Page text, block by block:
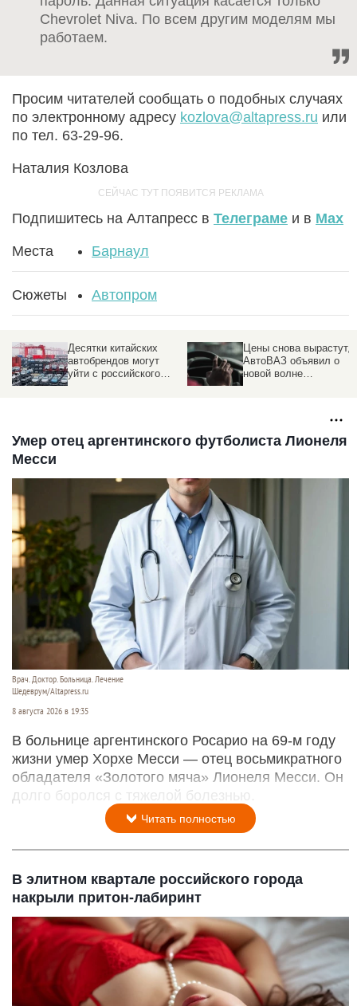
Chevrolet Niva. По всем другим моделям мы
работаем.
Просим читателей сообщать о подобных случаях
по электронному адресу kozlova@altapress.ru или
по тел. 63-29-96.
Наталия Козлова
Подпишитесь на Алтапресс в Телеграме и в Max
Места Барнаул
Сюжеты Автопром
Десятки китайских
автобрендов могут
уйти с российского
Цены снова вырастут,
АвтоВАЗ объявил о
новой волне
Умер отец аргентинского футболиста Лионеля
Месси
Врач. Доктор. Больница. Лечение
Шедеврум/Altapress.ru
8 августа 2026 в 19:35
В больнице аргентинского Росарио на 69-м году
жизни умер Хорхе Месси — отец восьмикратного
обладателя «Золотого мяча» Лионеля Месси. Он
долго боролся с тяжелой болезнью.
Читать полностью
В элитном квартале российского города
накрыли притон-лабиринт